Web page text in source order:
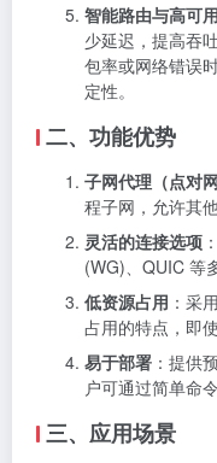
智能路由与高可
少延迟，提高吞
包率或网络错误
定性。
二、功能优势
子网代理（点对
程子网，允许其
灵活的连接选项
(WG)、QUIC 等
低资源占用 ：采
占用的特点，即
易于部署 ：提供
户可通过简单命
三、应用场景